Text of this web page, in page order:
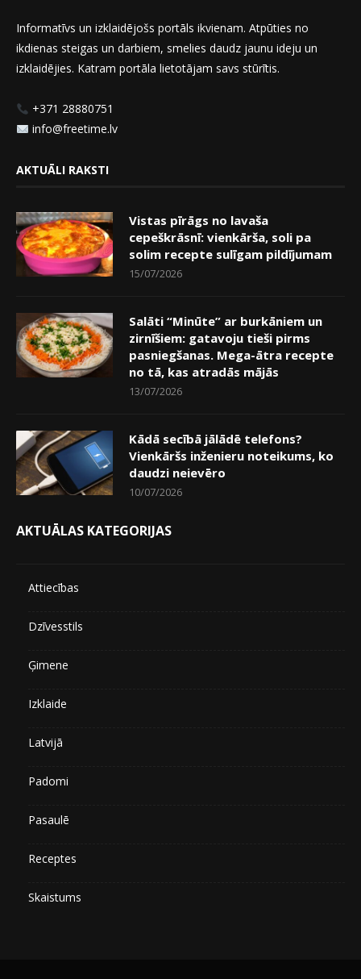
Informatīvs un izklaidējošs portāls ikvienam. Atpūties no
ikdienas steigas un darbiem, smelies daudz jaunu ideju un
izklaidējies. Katram portāla lietotājam savs stūrītis.
+371 28880751
info@freetime.lv
AKTUĀLI RAKSTI
Vistas pīrāgs no lavaša
cepeškrāsnī: vienkārša, soli pa
solim recepte sulīgam pildījumam
15/07/2026
Salāti “Minūte” ar burkāniem un
zirnīšiem: gatavoju tieši pirms
pasniegšanas. Mega-ātra recepte
no tā, kas atradās mājās
13/07/2026
Kādā secībā jālādē telefons?
Vienkāršs inženieru noteikums, ko
daudzi neievēro
10/07/2026
AKTUĀLAS KATEGORIJAS
Attiecības
Dzīvesstils
Ģimene
Izklaide
Latvijā
Padomi
Pasaulē
Receptes
Skaistums